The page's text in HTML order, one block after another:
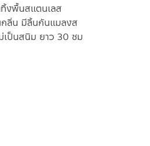
งพื้นสแตนเลส
ลิ่น มีลิ้นกันแมลงส
เป็นสนิม ยาว 30 ซม